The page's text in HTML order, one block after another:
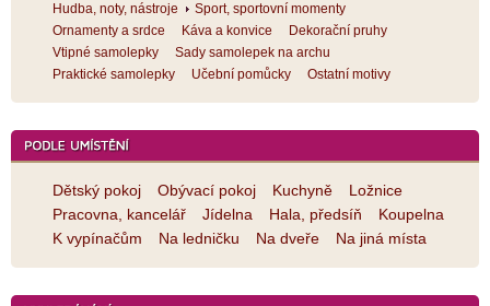
Hudba, noty, nástroje
Sport, sportovní momenty
Ornamenty a srdce
Káva a konvice
Dekorační pruhy
Vtipné samolepky
Sady samolepek na archu
Praktické samolepky
Učební pomůcky Ostatní motivy
Dětský pokoj Obývací pokoj Kuchyně
Ložnice
Pracovna, kancelář
Jídelna Hala, předsíň
Koupelna
K vypínačům
Na ledničku Na dveře Na jiná místa